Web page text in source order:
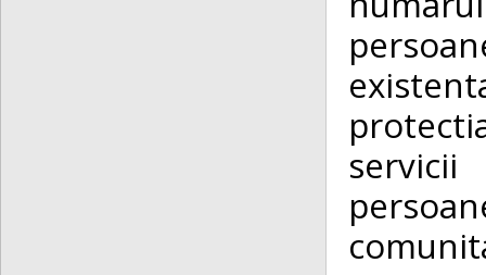
servicii